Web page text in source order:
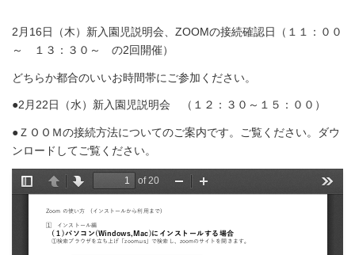
2月16日（木）新入園児説明会、ZOOMの接続確認日（１１：００
～ １３：３０～ の2回開催）
どちらか都合のいいお時間帯にご参加ください。
●2月22日（水）新入園児説明会 （１２：３０～１５：００）
●ＺＯＯＭの接続方法についてのご案内です。ご覧ください。ダウ
ンロードしてご覧ください。